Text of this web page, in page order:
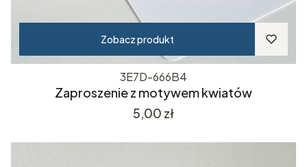
Zobacz produkt
3E7D-666B4
Zaproszenie z motywem kwiatów
Cena
5,00 zł